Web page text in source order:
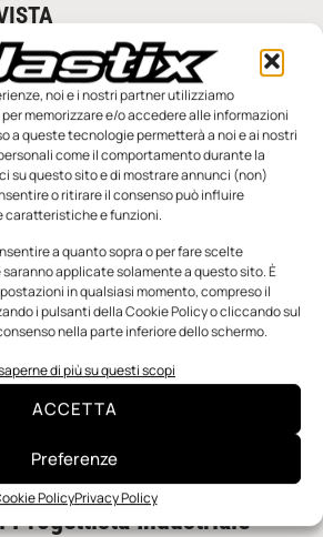
noi e i nostri partner utilizziamo
memorizzare e/o accedere alle informazioni
a queste tecnologie permetterà a noi e ai nostri
come il comportamento durante la
su questo sito e di mostrare annunci (non)
o ritirare il consenso può influire
caratteristiche e funzioni.
a quanto sopra o per fare scelte
applicate solamente a questo sito. È
in qualsiasi momento, compreso il
i pulsanti della Cookie Policy o cliccando sul
nella parte inferiore dello schermo.
di più su questi scopi
ACCETTA
Preferenze
PolicyPrivacy Policy
robotica passa da una pinza all’altra
motore
fluidodinamica computazionale (CFD)
Progettista Industriale